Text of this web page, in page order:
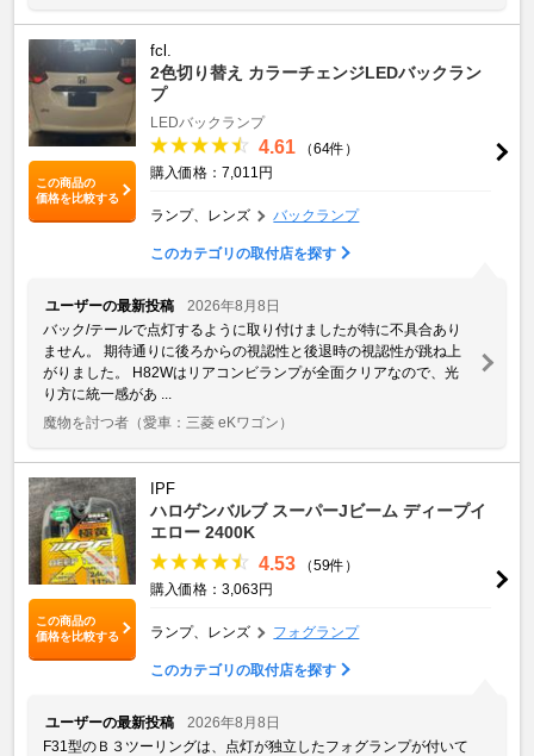
この商品の
価格を比較する
fcl.
2色切り替え カラーチェンジLEDバックラン
プ
LEDバックランプ
4.61
（64件）
購入価格：7,011円
ランプ、レンズ バックランプ
このカテゴリの取付店を探す
ユーザーの最新投稿
2026年8月8日
バック/テールで点灯するように取り付けましたが特に不具合あり
ません。 期待通りに後ろからの視認性と後退時の視認性が跳ね上
がりました。 H82Wはリアコンビランプが全面クリアなので、光
り方に統一感があ ...
魔物を討つ者 （愛車：三菱 eKワゴン）
この商品の
価格を比較する
IPF
ハロゲンバルブ スーパーJビーム ディープイ
エロー 2400K
4.53
（59件）
購入価格：3,063円
ランプ、レンズ フォグランプ
このカテゴリの取付店を探す
ユーザーの最新投稿
2026年8月8日
F31型のＢ３ツーリングは、点灯が独立したフォグランプが付いて